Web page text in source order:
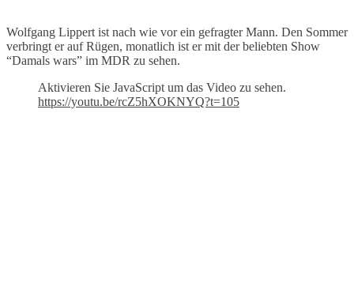
Wolfgang Lippert ist nach wie vor ein gefragter Mann. Den Sommer
verbringt er auf Rügen, monatlich ist er mit der beliebten Show
“Damals wars” im MDR zu sehen.
Aktivieren Sie JavaScript um das Video zu sehen.
https://youtu.be/rcZ5hXOKNYQ?t=105